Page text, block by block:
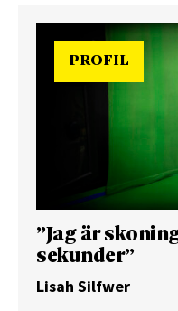
PROFIL
”Jag är
sekunder”
Lisah Silfwer